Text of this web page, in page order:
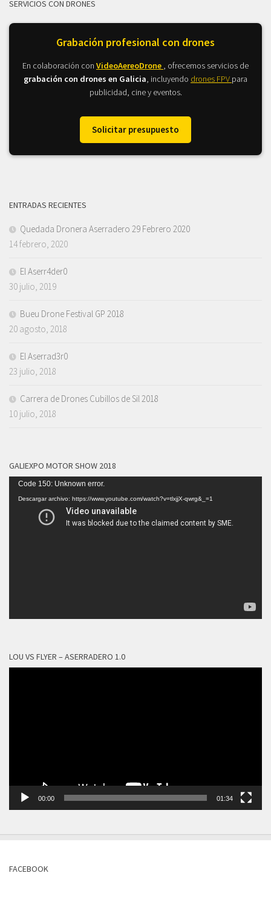
SERVICIOS CON DRONES
Grabación profesional con drones
En colaboración con VideoAereoDrone , ofrecemos servicios de
grabación con drones en Galicia, incluyendo drones FPV para
publicidad, cine y eventos.
Solicitar presupuesto
ENTRADAS RECIENTES
Quedada Dronera Aserradero 29 Febrero 2020
14 febrero, 2020
El Aserr4der0
30 julio, 2019
Bueu Drone Festival GP 2018
20 agosto, 2018
El Aserrad3r0
23 julio, 2018
Carrera de Drones Cubillos de Sil 2018
10 julio, 2018
GALIEXPO MOTOR SHOW 2018
Reproductor
Code 150: Unknown error.
Descargar archivo: https://www.youtube.com/watch?v=tlxjjX-qwrg&_=1
LOU VS FLYER – ASERRADERO 1.0
00:00 01:34
FACEBOOK